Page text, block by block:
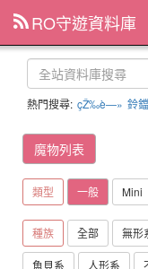
RO守遊資料庫
熱門搜尋: çŽ‰è—» 鈴鐺
魔物列表
類型 一般 Mini
種族 全部 無形
魚貝系 人形系